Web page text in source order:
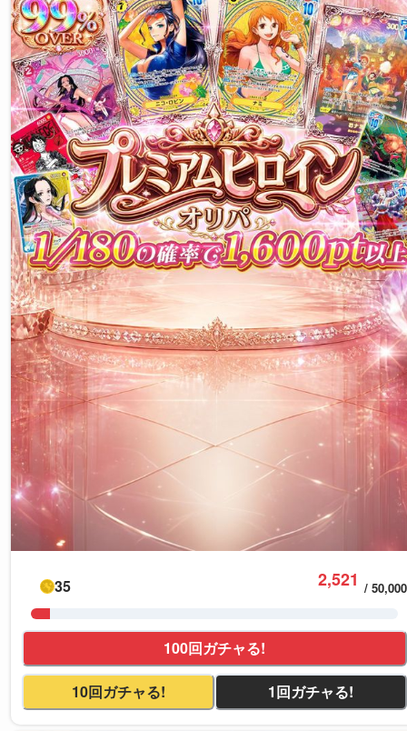
35 2,521 / 50,000
100回ガチャる!
10回ガチャる! 1回ガチャる!